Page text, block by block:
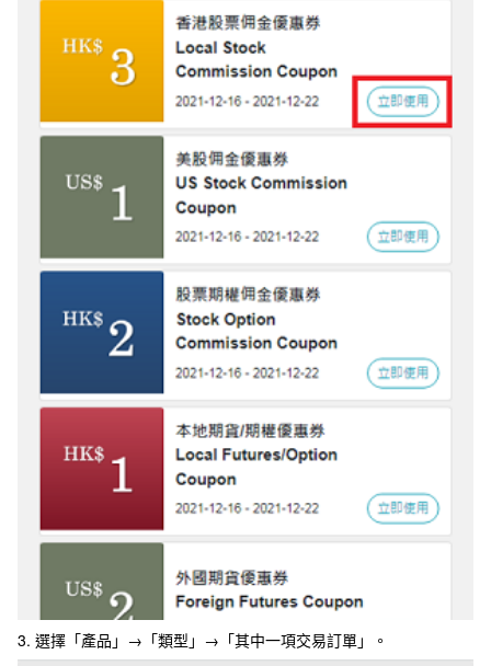
3. 選擇「產品」→「類型」→「其中一項交易訂單」。